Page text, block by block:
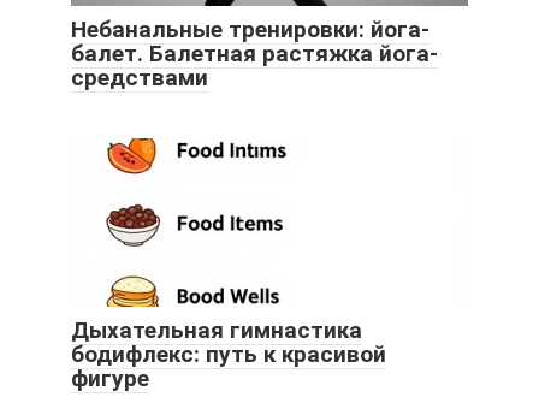
Небанальные тренировки: йога-
балет. Балетная растяжка йога-
средствами
Дыхательная гимнастика
бодифлекс: путь к красивой
фигуре